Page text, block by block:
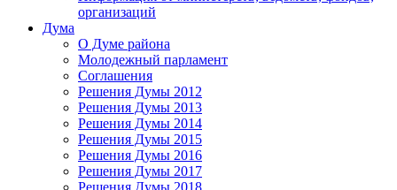
организаций
Дума
О Думе района
Молодежный парламент
Соглашения
Решения Думы 2012
Решения Думы 2013
Решения Думы 2014
Решения Думы 2015
Решения Думы 2016
Решения Думы 2017
Решения Думы 2018